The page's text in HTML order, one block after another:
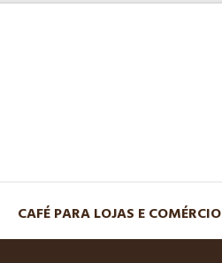
CAFÉ PARA LOJAS E COMÉRCIO